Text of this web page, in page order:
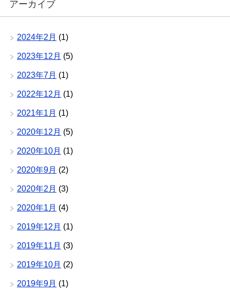
アーカイブ
2024年2月 (1)
2023年12月 (5)
2023年7月 (1)
2022年12月 (1)
2021年1月 (1)
2020年12月 (5)
2020年10月 (1)
2020年9月 (2)
2020年2月 (3)
2020年1月 (4)
2019年12月 (1)
2019年11月 (3)
2019年10月 (2)
2019年9月 (1)